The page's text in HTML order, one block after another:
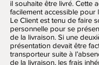
il souhaite être livré. Cette
facilement accessible pour
Le Client est tenu de faire
personnelle pour se
de la livraison. Si une
présentation devait être
transporteur suite à
de la livraison, les frais